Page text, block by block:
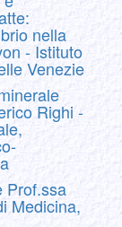
nella
- Istituto
Venezie
Righi -
Prof.ssa
Medicina,